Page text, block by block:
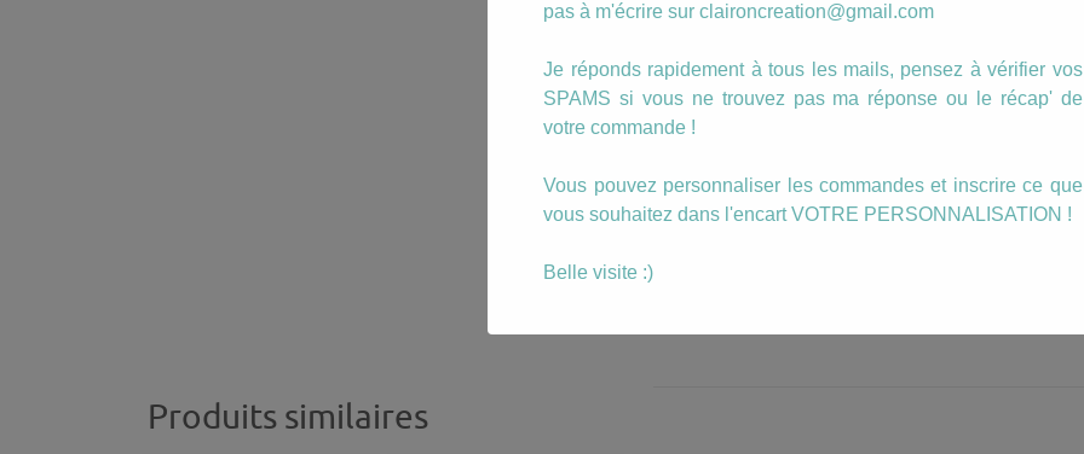
Description
Pour un vrai Breton, le verre est toujours trop
photo / motif de votre choix.
Produits similaires
pas à m'écrire sur claironcreation@gmail.com
Je réponds rapidement à tous les mails, pensez à vérifier vos
SPAMS si vous ne trouvez pas ma réponse ou le récap' de
votre commande !
Vous pouvez personnaliser les commandes et inscrire ce que
vous souhaitez dans l'encart VOTRE PERSONNALISATION !
Belle visite :)